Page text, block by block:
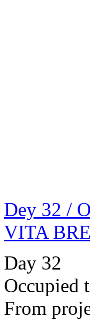
Dey 32 /
VITA
Day 32
Occupied
From